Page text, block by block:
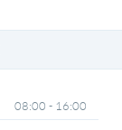
08:00 - 16:00